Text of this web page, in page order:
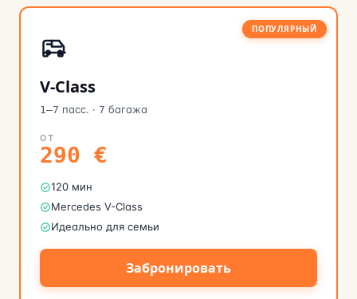
ПОПУЛЯРНЫЙ
V-Class
1–7 пасс. · 7 багажа
ОТ
290 €
120 мин
Mercedes V-Class
Идеально для семьи
Забронировать